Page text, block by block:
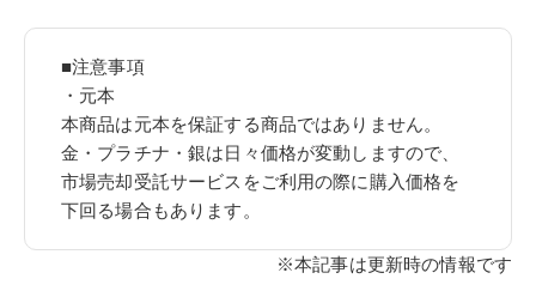
■注意事項
・元本
本商品は元本を保証する商品ではありません。
金・プラチナ・銀は日々価格が変動しますので、
市場売却受託サービスをご利用の際に購入価格を
下回る場合もあります。
※本記事は更新時の情報です